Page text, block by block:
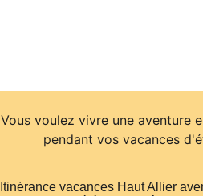
Vous voulez vivre une aventure
pendant vos vacances